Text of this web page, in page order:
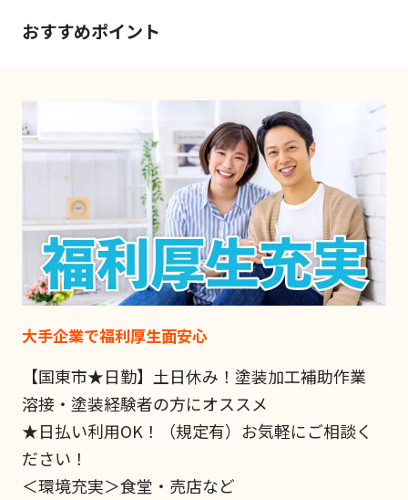
おすすめポイント
大手企業で福利厚生面安心
【国東市★日勤】土日休み！塗装加工補助作業
溶接・塗装経験者の方にオススメ
★日払い利用OK！（規定有）お気軽にご相談く
ださい！
＜環境充実＞食堂・売店など